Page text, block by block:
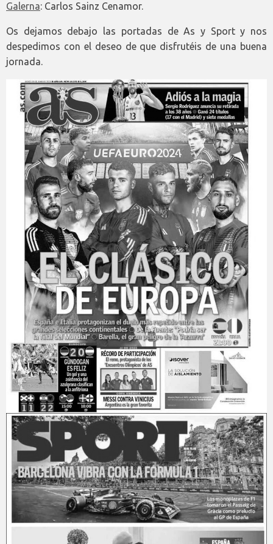
Galerna: Carlos Sainz Cenamor.
Os dejamos debajo las portadas de As y Sport y nos
despedimos con el deseo de que disfrutéis de una buena
jornada.